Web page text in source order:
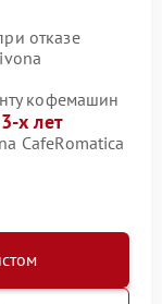
отказе
кофемашин
х лет
CafeRomatica